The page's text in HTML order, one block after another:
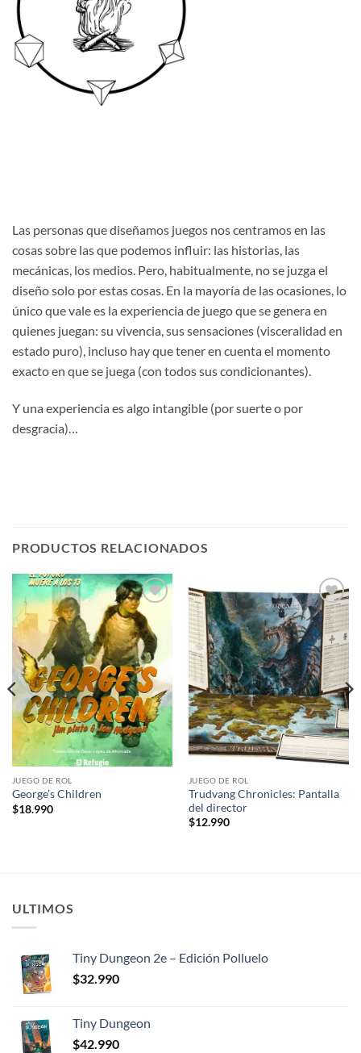
Las personas que diseñamos juegos nos centramos en las
cosas sobre las que podemos influir: las historias, las
mecánicas, los medios. Pero, habitualmente, no se juzga el
diseño solo por estas cosas. En la mayoría de las ocasiones, lo
único que vale es la experiencia de juego que se genera en
quienes juegan: su vivencia, sus sensaciones (visceralidad en
estado puro), incluso hay que tener en cuenta el momento
exacto en que se juega (con todos sus condicionantes).
Y una experiencia es algo intangible (por suerte o por
desgracia)…
PRODUCTOS RELACIONADOS
Añadir
a la
lista de
deseos
JUEGO DE ROL
George’s Children
$18.990
Añadir
a la
lista de
deseos
JUEGO DE ROL
Trudvang Chronicles: Pantalla
del director
$12.990
ULTIMOS
Tiny Dungeon 2e – Edición Polluelo
$32.990
Tiny Dungeon
$42.990